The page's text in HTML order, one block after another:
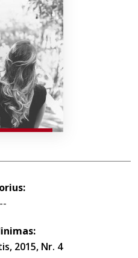
+370 667 80 541
info@elvislab.lt
--
2015, Nr. 4